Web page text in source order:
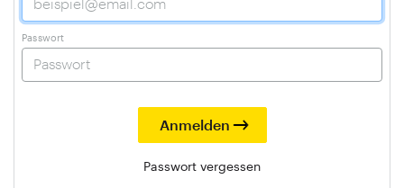
Passwort
Passwort vergessen